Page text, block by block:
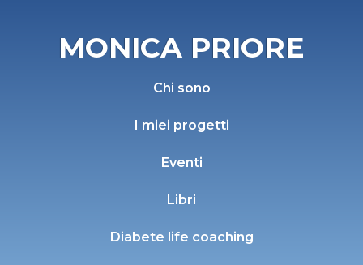
MONICA PRIORE
Chi sono
I miei progetti
Eventi
Libri
Diabete life coaching